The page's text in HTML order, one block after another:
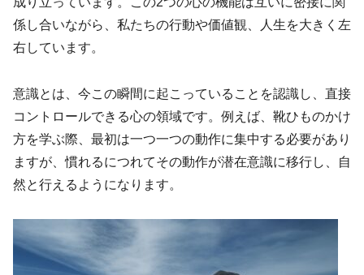
係し合いながら、私たちの行動や価値観、人生を大きく左
右しています。
意識とは、今この瞬間に起こっていることを認識し、直接
コントロールできる心の領域です。例えば、靴ひものかけ
方を学ぶ際、最初は一つ一つの動作に集中する必要があり
ますが、慣れるにつれてその動作が潜在意識に移行し、自
然と行えるようになります。